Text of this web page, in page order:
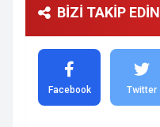
BİZİ TAKİP EDİN
Facebook Twitter